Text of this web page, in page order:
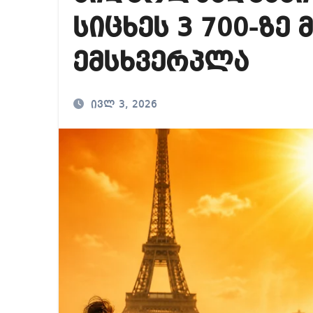
მიხეილ
თბილისში
სიცხეს 3 700-ზე
ემსხვერპლა
ივლ 3, 2026